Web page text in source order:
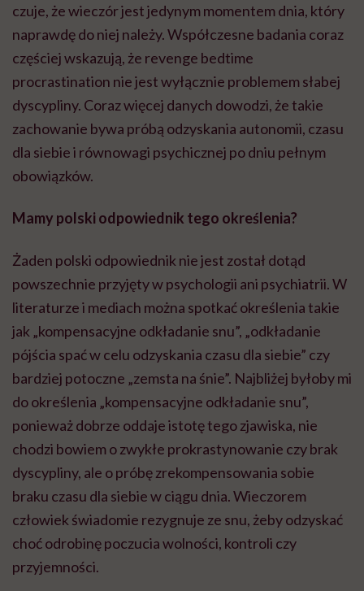
czuje, że wieczór jest jedynym momentem dnia, który
naprawdę do niej należy. Współczesne badania coraz
częściej wskazują, że revenge bedtime
procrastination nie jest wyłącznie problemem słabej
dyscypliny. Coraz więcej danych dowodzi, że takie
zachowanie bywa próbą odzyskania autonomii, czasu
dla siebie i równowagi psychicznej po dniu pełnym
obowiązków.
Mamy polski odpowiednik tego określenia?
Żaden polski odpowiednik nie jest został dotąd
powszechnie przyjęty w psychologii ani psychiatrii. W
literaturze i mediach można spotkać określenia takie
jak „kompensacyjne odkładanie snu”, „odkładanie
pójścia spać w celu odzyskania czasu dla siebie” czy
bardziej potoczne „zemsta na śnie”. Najbliżej byłoby mi
do określenia „kompensacyjne odkładanie snu”,
ponieważ dobrze oddaje istotę tego zjawiska, nie
chodzi bowiem o zwykłe prokrastynowanie czy brak
dyscypliny, ale o próbę zrekompensowania sobie
braku czasu dla siebie w ciągu dnia. Wieczorem
człowiek świadomie rezygnuje ze snu, żeby odzyskać
choć odrobinę poczucia wolności, kontroli czy
przyjemności.